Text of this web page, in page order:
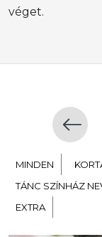
véget.
MINDEN
TÁNC SZÍNHÁZ
EXTRA